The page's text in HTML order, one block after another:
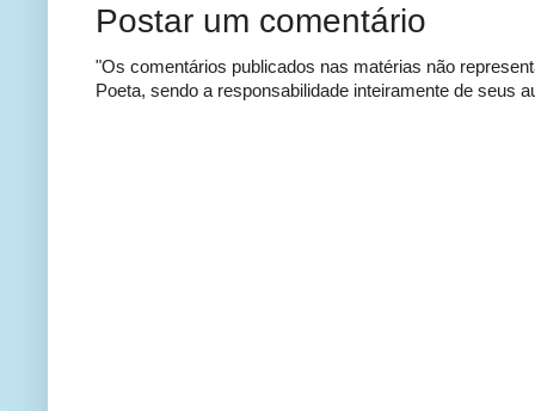
Postar um comentário
"Os comentários publicados nas matérias não
Poeta, sendo a responsabilidade inteiramente de seus